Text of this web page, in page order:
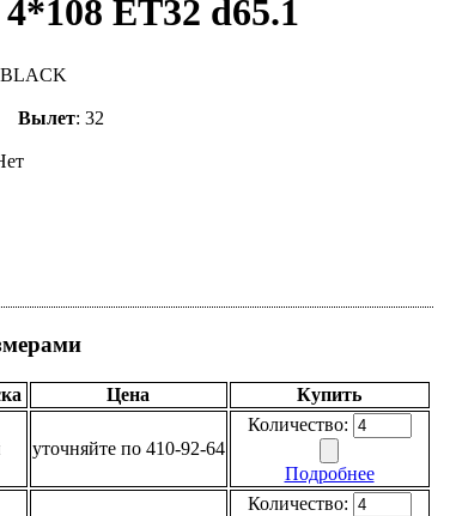
ET32 d65.1
Вылет: 32
Цена Купить
уточняйте по 410-92-64
Количество:
Подробнее
Количество: